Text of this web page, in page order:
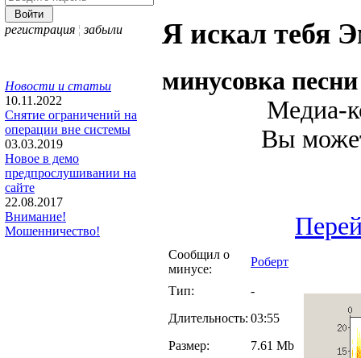
регистрация ¦ забыли
Новости и статьи
10.11.2022
Снятие ограничений на
операции вне системы
03.03.2019
Новое в демо
предпрослушивании на
сайте
22.08.2017
Внимание!
Мошенничество!
Я искал тебя
минусовка
Медиа-
Вы
Сообщил о
минусе:
Роберт
Тип:
-
Длительность: 03:55
Размер:
7.61 Mb